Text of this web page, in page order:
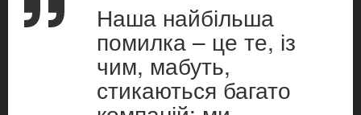
Наша найбільша
помилка – це те, із
чим, мабуть,
стикаються багато